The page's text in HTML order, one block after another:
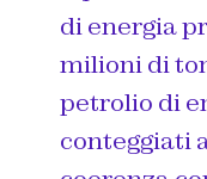
di energia
milioni di
petrolio di
conteggiati